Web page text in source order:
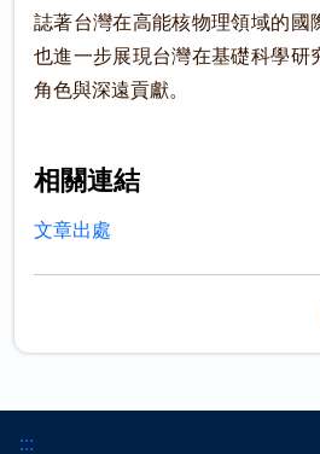
誌著台灣在高能核物理領域的國
也進一步展現台灣在基礎科學研
角色與深遠貢獻。
相關連結
文章出處
:::